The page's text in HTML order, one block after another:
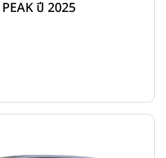
ปี 2025